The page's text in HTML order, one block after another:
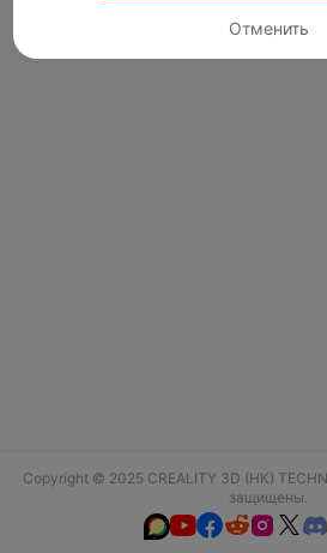
Copyright © 2025 CREALITY 3D (HK)
защищены.
  
Отменить